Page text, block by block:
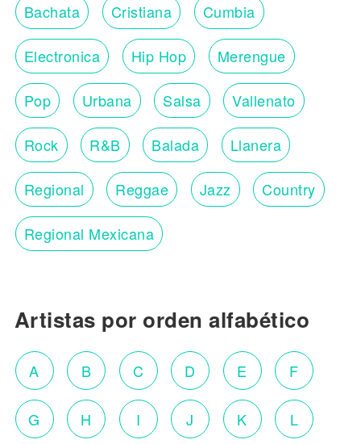
Bachata Cristiana Cumbia
Electronica Hip Hop Merengue
Pop Urbana Salsa Vallenato
Rock R&B Balada Llanera
Regional Reggae Jazz Country
Regional Mexicana
Artistas por orden alfabético
A B C D E F
G H I J K L